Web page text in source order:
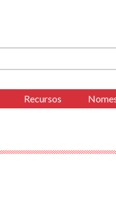
Recursos